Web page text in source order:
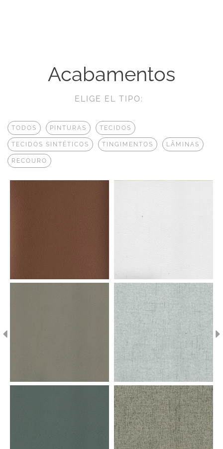
Acabamentos
ELIGE EL TIPO:
TODOS PINTURAS TECIDOS
TECIDOS SINTÉTICOS TINGIMENTOS LÂMINAS
RECOURO